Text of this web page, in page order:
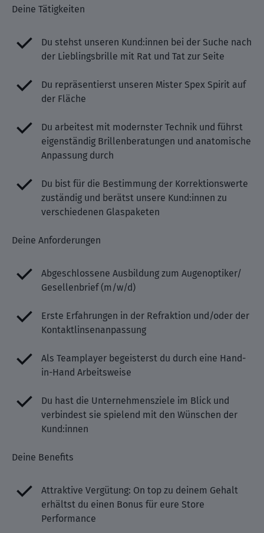
Deine Tätigkeiten
Du stehst unseren Kund:innen bei der Suche nach
der Lieblingsbrille mit Rat und Tat zur Seite
Du repräsentierst unseren Mister Spex Spirit auf
der Fläche
Du arbeitest mit modernster Technik und führst
eigenständig Brillenberatungen und anatomische
Anpassung durch
Du bist für die Bestimmung der Korrektionswerte
zuständig und berätst unsere Kund:innen zu
verschiedenen Glaspaketen
Deine Anforderungen
Abgeschlossene Ausbildung zum Augenoptiker/
Gesellenbrief (m/w/d)
Erste Erfahrungen in der Refraktion und/oder der
Kontaktlinsenanpassung
Als Teamplayer begeisterst du durch eine Hand-
in-Hand Arbeitsweise
Du hast die Unternehmensziele im Blick und
verbindest sie spielend mit den Wünschen der
Kund:innen
Deine Benefits
Attraktive Vergütung: On top zu deinem Gehalt
erhältst du einen Bonus für eure Store
Performance